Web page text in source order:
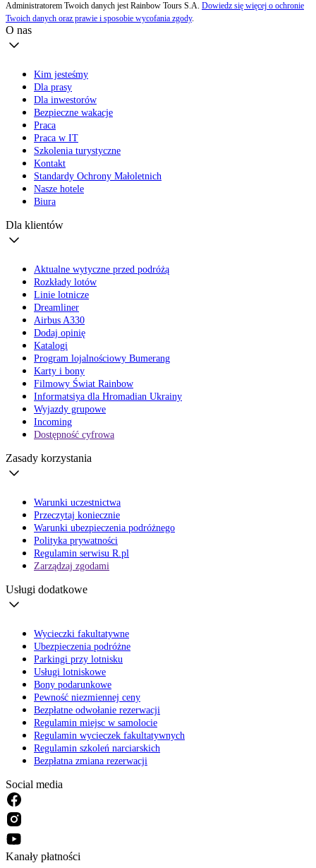
Administratorem Twoich danych jest Rainbow Tours S.A. Dowiedz się więcej o ochronie
Twoich danych oraz prawie i sposobie wycofania zgody.
O nas
Kim jesteśmy
Dla prasy
Dla inwestorów
Bezpieczne wakacje
Praca
Praca w IT
Szkolenia turystyczne
Kontakt
Standardy Ochrony Małoletnich
Nasze hotele
Biura
Dla klientów
Aktualne wytyczne przed podróżą
Rozkłady lotów
Linie lotnicze
Dreamliner
Airbus A330
Dodaj opinię
Katalogi
Program lojalnościowy Bumerang
Karty i bony
Filmowy Świat Rainbow
Informatsiya dla Hromadian Ukrainy
Wyjazdy grupowe
Incoming
Dostępność cyfrowa
Zasady korzystania
Warunki uczestnictwa
Przeczytaj koniecznie
Warunki ubezpieczenia podróżnego
Polityka prywatności
Regulamin serwisu R.pl
Zarządzaj zgodami
Usługi dodatkowe
Wycieczki fakultatywne
Ubezpieczenia podróżne
Parkingi przy lotnisku
Usługi lotniskowe
Bony podarunkowe
Pewność niezmiennej ceny
Bezpłatne odwołanie rezerwacji
Regulamin miejsc w samolocie
Regulamin wycieczek fakultatywnych
Regulamin szkoleń narciarskich
Bezpłatna zmiana rezerwacji
Social media
Kanały płatności